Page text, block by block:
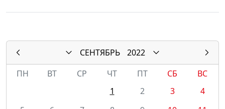
СЕНТЯБРЬ
2022
ПН
ВТ СР ЧТ ПТ СБ
ВС
1
2 3
4